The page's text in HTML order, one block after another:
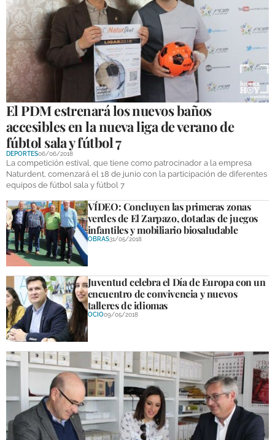
El PDM estrenará los nuevos baños
accesibles en la nueva liga de verano de
fúbtol sala y fútbol 7
DEPORTES06/06/2018
La competición estival, que tiene como patrocinador a la empresa
Naturdent, comenzará el 18 de junio con la participación de diferentes
equipos de fútbol sala y fútbol 7
VÍDEO: Concluyen las primeras zonas
verdes de El Zarpazo, dotadas de juegos
infantiles y mobiliario biosaludable
OBRAS31/05/2018
Juventud celebra el Día de Europa con un
encuentro de convivencia y nuevos
talleres de idiomas
OCIO09/05/2018